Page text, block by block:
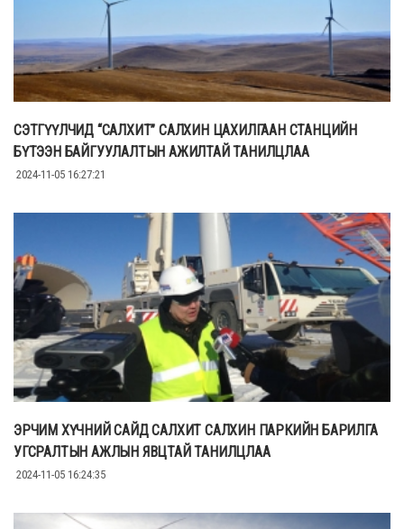
СЭТГҮҮЛЧИД “САЛХИТ” САЛХИН ЦАХИЛГААН СТАНЦИЙН
БҮТЭЭН БАЙГУУЛАЛТЫН АЖИЛТАЙ ТАНИЛЦЛАА
2024-11-05 16:27:21
ЭРЧИМ ХҮЧНИЙ САЙД САЛХИТ САЛХИН ПАРКИЙН БАРИЛГА
УГСРАЛТЫН АЖЛЫН ЯВЦТАЙ ТАНИЛЦЛАА
2024-11-05 16:24:35